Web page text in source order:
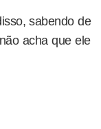
sabendo de
acha que ele